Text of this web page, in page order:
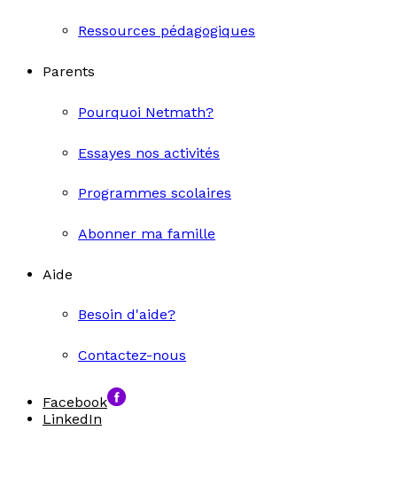
Ressources pédagogiques
Parents
Pourquoi Netmath?
Essayes nos activités
Programmes scolaires
Abonner ma famille
Aide
Besoin d'aide?
Contactez-nous
Facebook
LinkedIn